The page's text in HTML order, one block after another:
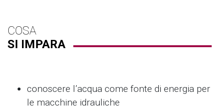
COSA
SI IMPARA
conoscere l’acqua come fonte di energia per
le macchine idrauliche